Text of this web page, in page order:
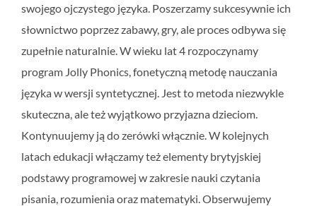
swojego ojczystego języka. Poszerzamy sukcesywnie ich
słownictwo poprzez zabawy, gry, ale proces odbywa się
zupełnie naturalnie. W wieku lat 4 rozpoczynamy
program Jolly Phonics, fonetyczną metodę nauczania
języka w wersji syntetycznej. Jest to metoda niezwykle
skuteczna, ale też wyjątkowo przyjazna dzieciom.
Kontynuujemy ją do zerówki włącznie. W kolejnych
latach edukacji włączamy też elementy brytyjskiej
podstawy programowej w zakresie nauki czytania
pisania, rozumienia oraz matematyki. Obserwujemy